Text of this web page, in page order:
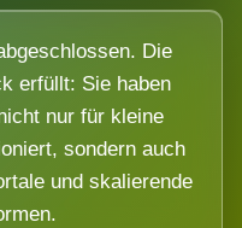
Die
erfüllt: Sie haben
nur für kleine
sondern auch
und skalierende